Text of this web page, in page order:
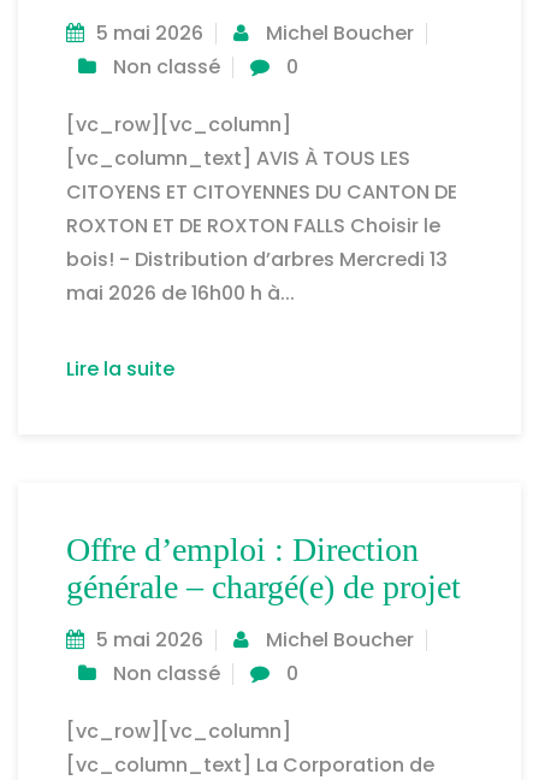
5 mai 2026
Michel Boucher
Non classé
0
[vc_row][vc_column]
[vc_column_text] AVIS À TOUS LES
CITOYENS ET CITOYENNES DU CANTON DE
ROXTON ET DE ROXTON FALLS Choisir le
bois! - Distribution d’arbres Mercredi 13
mai 2026 de 16h00 h à...
Lire la suite
Offre d’emploi : Direction
générale – chargé(e) de projet
5 mai 2026
Michel Boucher
Non classé
0
[vc_row][vc_column]
[vc_column_text] La Corporation de